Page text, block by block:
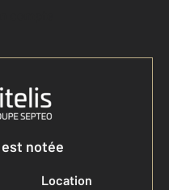
compte
notée
Location